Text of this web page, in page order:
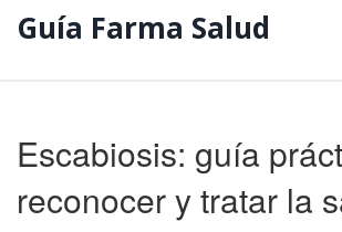
Guía Farma Salud
Escabiosis: guía
reconocer y tratar la